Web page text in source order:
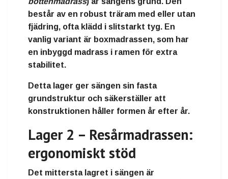
består av en robust träram med eller utan
fjädring, ofta klädd i slitstarkt tyg. En
vanlig variant är boxmadrassen, som har
en inbyggd madrass i ramen för extra
stabilitet.
Detta lager ger sängen sin fasta
grundstruktur och säkerställer att
konstruktionen håller formen år efter år.
Lager 2 – Resårmadrassen:
ergonomiskt stöd
Det mittersta lagret i sängen är